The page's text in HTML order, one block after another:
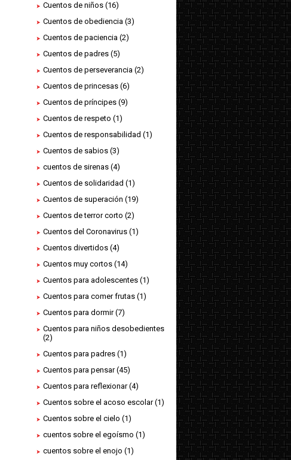
Cuentos de niños (16)
Cuentos de obediencia (3)
Cuentos de paciencia (2)
Cuentos de padres (5)
Cuentos de perseverancia (2)
Cuentos de princesas (6)
Cuentos de príncipes (9)
Cuentos de respeto (1)
Cuentos de responsabilidad (1)
Cuentos de sabios (3)
cuentos de sirenas (4)
Cuentos de solidaridad (1)
Cuentos de superación (19)
Cuentos de terror corto (2)
Cuentos del Coronavirus (1)
Cuentos divertidos (4)
Cuentos muy cortos (14)
Cuentos para adolescentes (1)
Cuentos para comer frutas (1)
Cuentos para dormir (7)
Cuentos para niños desobedientes
(2)
Cuentos para padres (1)
Cuentos para pensar (45)
Cuentos para reflexionar (4)
Cuentos sobre el acoso escolar (1)
Cuentos sobre el cielo (1)
cuentos sobre el egoísmo (1)
cuentos sobre el enojo (1)